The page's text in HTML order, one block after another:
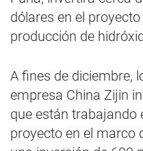
dólares en el
producción de
A fines de diciembre,
empresa China Zijin
que están trabajando
proyecto en el marco